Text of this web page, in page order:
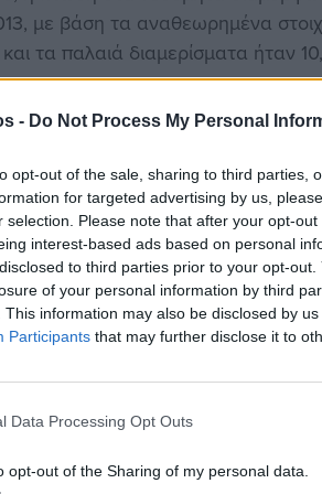
- Do Not Process My Personal
opt-out of the sale, sharing to third parties,
for targeted advertising by us,
selection. Please note that after your opt-
interest-based ads based on personal
to third parties prior to your opt-
of your personal information by third
This information may also be disclosed by
Participants that may further disclose it to
Data Processing Opt Outs
opt-out of the Sharing of my personal data.
με βάση τα αναθεωρημένα
τα παλαιά διαμερίσματα ήταν
περιοχή, η περιοχή της Αθήνας
μεγαλύτερη σε σχέση με άλλες
λεκανοπέδιο Αττικής άγγιξε το
στις άλλες μεγάλες πόλεις και
υψηλός, ο ρυθμός υποχώρησης
δεδομένου ότι στο τέλος του
Ωστόσο, είναι δεδομένο ότι
ανέφερε πρόσφατα ο κ.
της ΤτΕ, η ελληνική αγορά
σε σχέση με την περίοδο πριν από